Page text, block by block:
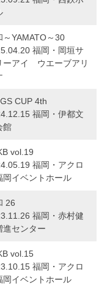
～YAMATO～30
福岡・岡垣サ
ーアイ ウエーブアリ
CUP 4th
福岡・伊都文
館
vol.19
福岡・アクロ
岡イベントホール
26
福岡・赤村健
進センター
vol.15
福岡・アクロ
岡イベントホール